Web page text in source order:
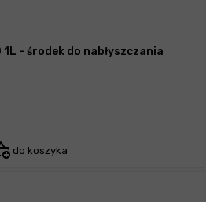
1L - środek do nabłyszczania
do koszyka